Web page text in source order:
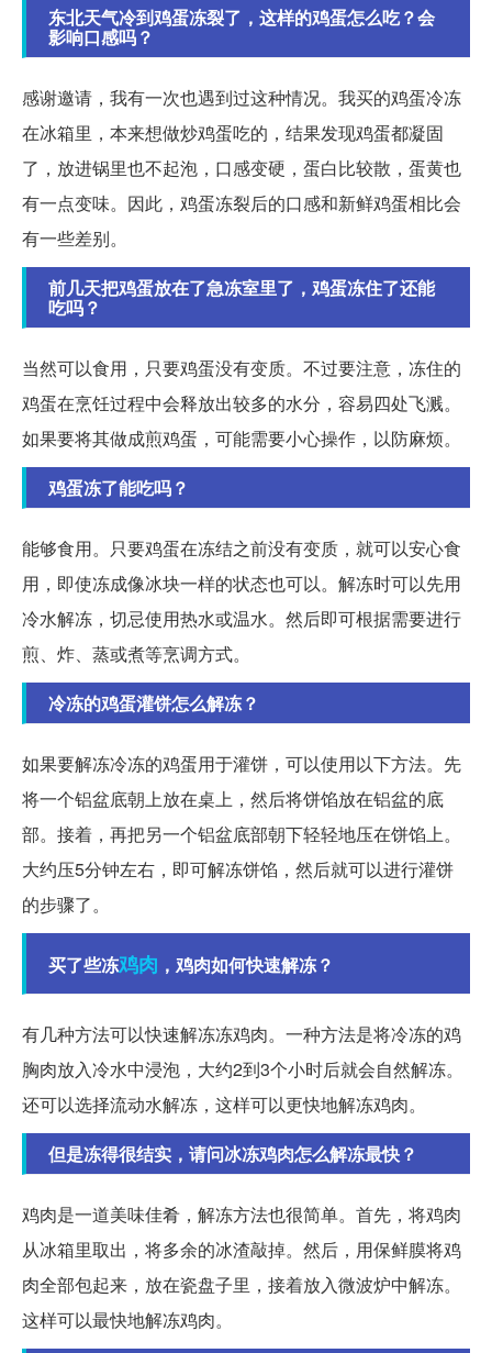
东北天气冷到鸡蛋冻裂了，这样的鸡蛋怎么吃？会
影响口感吗？
感谢邀请，我有一次也遇到过这种情况。我买的鸡蛋冷冻
在冰箱里，本来想做炒鸡蛋吃的，结果发现鸡蛋都凝固
了，放进锅里也不起泡，口感变硬，蛋白比较散，蛋黄也
有一点变味。因此，鸡蛋冻裂后的口感和新鲜鸡蛋相比会
有一些差别。
前几天把鸡蛋放在了急冻室里了，鸡蛋冻住了还能
吃吗？
当然可以食用，只要鸡蛋没有变质。不过要注意，冻住的
鸡蛋在烹饪过程中会释放出较多的水分，容易四处飞溅。
如果要将其做成煎鸡蛋，可能需要小心操作，以防麻烦。
鸡蛋冻了能吃吗？
能够食用。只要鸡蛋在冻结之前没有变质，就可以安心食
用，即使冻成像冰块一样的状态也可以。解冻时可以先用
冷水解冻，切忌使用热水或温水。然后即可根据需要进行
煎、炸、蒸或煮等烹调方式。
冷冻的鸡蛋灌饼怎么解冻？
如果要解冻冷冻的鸡蛋用于灌饼，可以使用以下方法。先
将一个铝盆底朝上放在桌上，然后将饼馅放在铝盆的底
部。接着，再把另一个铝盆底部朝下轻轻地压在饼馅上。
大约压5分钟左右，即可解冻饼馅，然后就可以进行灌饼
的步骤了。
买了些冻鸡肉 ，鸡肉如何快速解冻？
有几种方法可以快速解冻冻鸡肉。一种方法是将冷冻的鸡
胸肉放入冷水中浸泡，大约2到3个小时后就会自然解冻。
还可以选择流动水解冻，这样可以更快地解冻鸡肉。
但是冻得很结实，请问冰冻鸡肉怎么解冻最快？
鸡肉是一道美味佳肴，解冻方法也很简单。首先，将鸡肉
从冰箱里取出，将多余的冰渣敲掉。然后，用保鲜膜将鸡
肉全部包起来，放在瓷盘子里，接着放入微波炉中解冻。
这样可以最快地解冻鸡肉。